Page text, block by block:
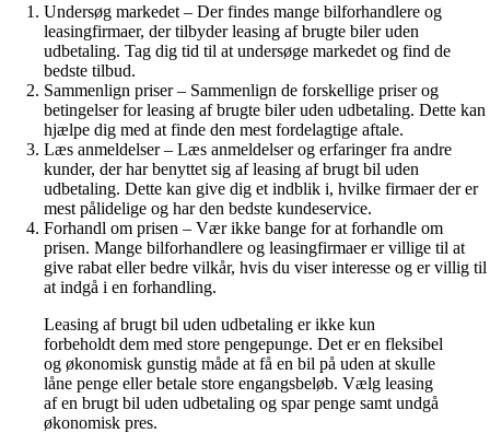
Undersøg markedet – Der findes mange bilforhandlere og
leasingfirmaer, der tilbyder leasing af brugte biler uden
udbetaling. Tag dig tid til at undersøge markedet og find de
bedste tilbud.
Sammenlign priser – Sammenlign de forskellige priser og
betingelser for leasing af brugte biler uden udbetaling. Dette kan
hjælpe dig med at finde den mest fordelagtige aftale.
Læs anmeldelser – Læs anmeldelser og erfaringer fra andre
kunder, der har benyttet sig af leasing af brugt bil uden
udbetaling. Dette kan give dig et indblik i, hvilke firmaer der er
mest pålidelige og har den bedste kundeservice.
Forhandl om prisen – Vær ikke bange for at forhandle om
prisen. Mange bilforhandlere og leasingfirmaer er villige til at
give rabat eller bedre vilkår, hvis du viser interesse og er villig til
at indgå i en forhandling.
Leasing af brugt bil uden udbetaling er ikke kun
forbeholdt dem med store pengepunge. Det er en fleksibel
og økonomisk gunstig måde at få en bil på uden at skulle
låne penge eller betale store engangsbeløb. Vælg leasing
af en brugt bil uden udbetaling og spar penge samt undgå
økonomisk pres.